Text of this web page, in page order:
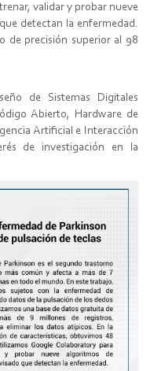
validar y probar nueve
detectan la enfermedad.
de precisión superior al 98
de Sistemas Digitales
Abierto, Hardware de
Artificial e Interacción
de investigación en la